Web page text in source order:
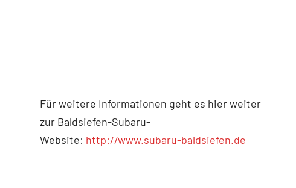
Für weitere Informationen geht es hier weiter
zur Baldsiefen-Subaru-
Website: http://www.subaru-baldsiefen.de